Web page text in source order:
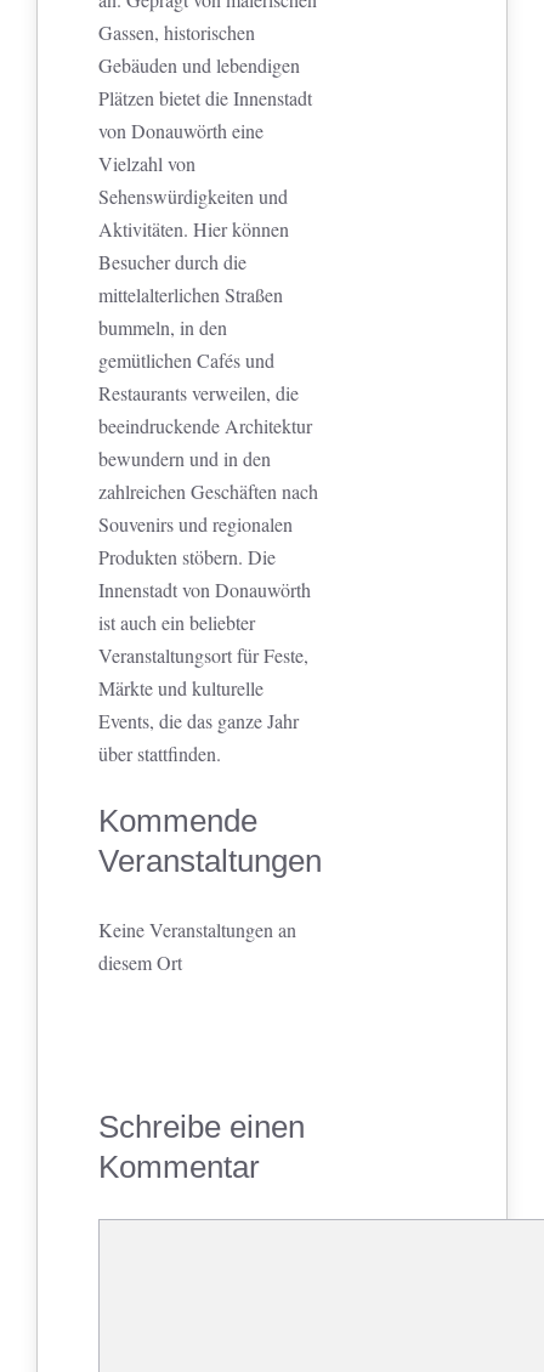
Gassen, historischen
Gebäuden und lebendigen
Plätzen bietet die Innenstadt
von Donauwörth eine
Vielzahl von
Sehenswürdigkeiten und
Aktivitäten. Hier können
Besucher durch die
mittelalterlichen Straßen
bummeln, in den
gemütlichen Cafés und
Restaurants verweilen, die
beeindruckende Architektur
bewundern und in den
zahlreichen Geschäften nach
Souvenirs und regionalen
Produkten stöbern. Die
Innenstadt von Donauwörth
ist auch ein beliebter
Veranstaltungsort für Feste,
Märkte und kulturelle
Events, die das ganze Jahr
über stattfinden.
Kommende
Veranstaltungen
Keine Veranstaltungen an
diesem Ort
Schreibe einen
Kommentar